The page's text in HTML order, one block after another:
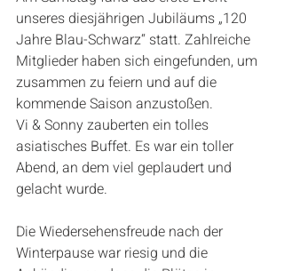
unseres diesjährigen Jubiläums „120
Jahre Blau-Schwarz“ statt. Zahlreiche
Mitglieder haben sich eingefunden, um
zusammen zu feiern und auf die
kommende Saison anzustoßen.
Vi & Sonny zauberten ein tolles
asiatisches Buffet. Es war ein toller
Abend, an dem viel geplaudert und
gelacht wurde.
Die Wiedersehensfreude nach der
Winterpause war riesig und die